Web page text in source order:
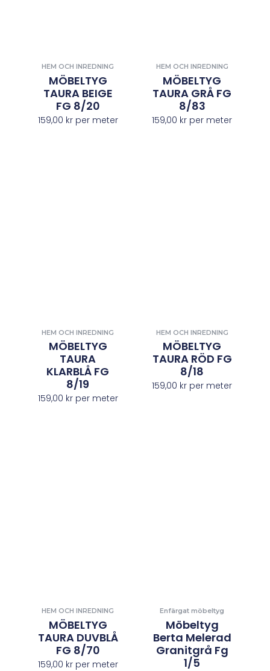
HEM OCH INREDNING
MÖBELTYG
TAURA BEIGE
FG 8/20
159,00 krper meter
HEM OCH INREDNING
MÖBELTYG
TAURA GRÅ FG
8/83
159,00 kr per meter
HEM OCH INREDNING
MÖBELTYG
TAURA
KLARBLÅ FG
8/19
159,00 krper meter
HEM OCH INREDNING
MÖBELTYG
TAURA RÖD FG
8/18
159,00 kr per meter
HEM OCH INREDNING
MÖBELTYG
TAURA DUVBLÅ
FG 8/70
159,00 krper meter
Enfärgat möbeltyg
Möbeltyg
Berta Melerad
Granitgrå Fg
1/5